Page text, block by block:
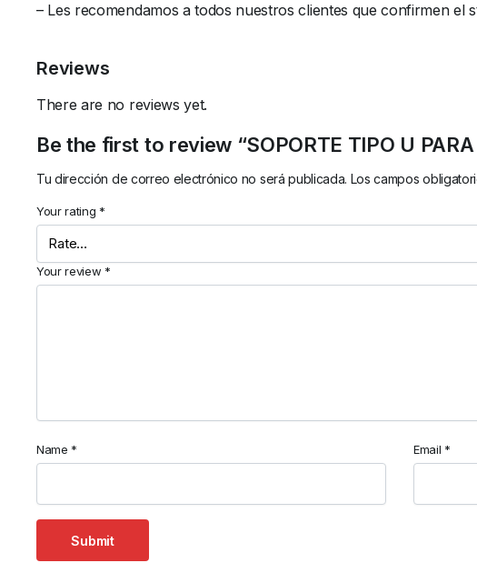
– Les recomendamos a todos nuestros clientes que confirmen
Reviews
There are no reviews yet.
Be the first to review “SOPORTE TIPO U
Tu dirección de correo electrónico no será publicada. Los campos
Your rating *
Your review *
Name * Email *